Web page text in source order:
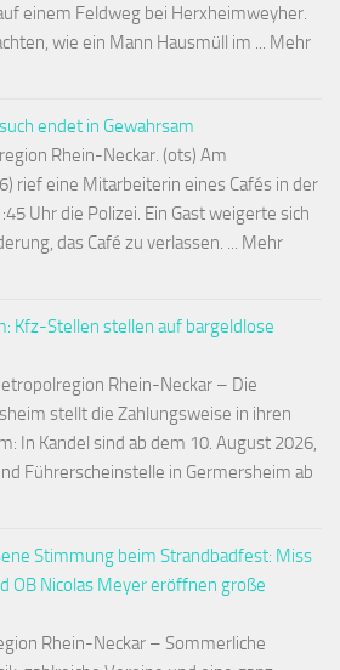
einem Feldweg bei Herxheimweyher.
wie ein Mann Hausmüll im ... Mehr
endet in Gewahrsam
Rhein-Neckar. (ots) Am
rief eine Mitarbeiterin eines Cafés in der
Uhr die Polizei. Ein Gast weigerte sich
das Café zu verlassen. ... Mehr
Kfz-Stellen stellen auf bargeldlose
Rhein-Neckar – Die
stellt die Zahlungsweise in ihren
In Kandel sind ab dem 10. August 2026,
Führerscheinstelle in Germersheim ab
Stimmung beim Strandbadfest: Miss
OB Nicolas Meyer eröffnen große
Rhein-Neckar – Sommerliche